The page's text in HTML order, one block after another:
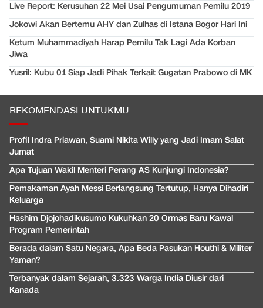
Live Report: Kerusuhan 22 Mei Usai Pengumuman Pemilu 2019
Jokowi Akan Bertemu AHY dan Zulhas di Istana Bogor Hari Ini
Ketum Muhammadiyah Harap Pemilu Tak Lagi Ada Korban
Jiwa
Yusril: Kubu 01 Siap Jadi Pihak Terkait Gugatan Prabowo di MK
REKOMENDASI UNTUKMU
Profil Indra Priawan, Suami Nikita Willy yang Jadi Imam Salat
Jumat
Apa Tujuan Wakil Menteri Perang AS Kunjungi Indonesia?
Pemakaman Ayah Messi Berlangsung Tertutup, Hanya Dihadiri
Keluarga
Hashim Djojohadikusumo Kukuhkan 20 Ormas Baru Kawal
Program Pemerintah
Berada dalam Satu Negara, Apa Beda Pasukan Houthi & Militer
Yaman?
Terbanyak dalam Sejarah, 3.323 Warga India Diusir dari
Kanada